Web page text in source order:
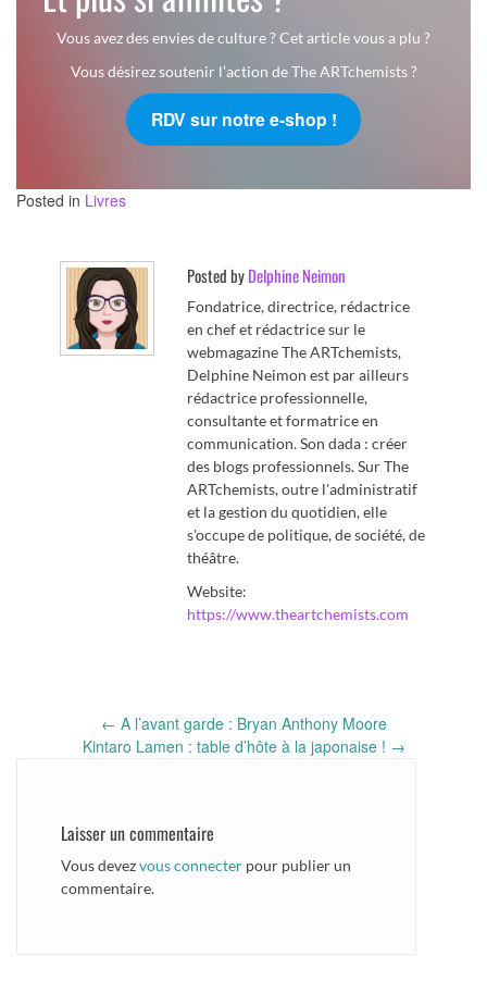
Vous avez des envies de culture ? Cet article vous a plu ?
Vous désirez soutenir l’action de The ARTchemists ?
RDV sur notre e-shop !
Posted in Livres
Posted byDelphine Neimon
Fondatrice, directrice, rédactrice
en chef et rédactrice sur le
webmagazine The ARTchemists,
Delphine Neimon est par ailleurs
rédactrice professionnelle,
consultante et formatrice en
communication. Son dada : créer
des blogs professionnels. Sur The
ARTchemists, outre l'administratif
et la gestion du quotidien, elle
s'occupe de politique, de société, de
théâtre.
Website:
https://www.theartchemists.com
navigation
← A l’avant garde : Bryan Anthony Moore
Kintaro Lamen : table d’hôte à la japonaise ! →
Laisser un commentaire
Vous devezvous connecter pour publier un
commentaire.